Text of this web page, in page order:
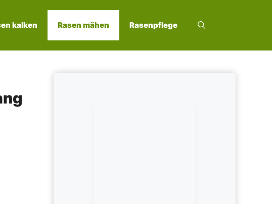
kalken Rasen mähen Rasenpflege